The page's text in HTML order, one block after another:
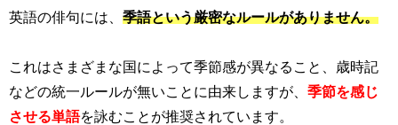
英語の俳句には、 季語という厳密なルールがありません。
これはさまざまな国によって季節感が異なること、歳時記
などの統一ルールが無いことに由来しますが、 季節を感じ
させる単語を詠むことが推奨されています。